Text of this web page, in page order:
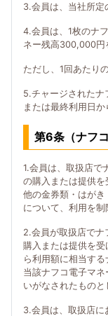
3.会員は、当社所定
4.会員は、1枚のナ
ネー残高300,000円
ただし、1回あたり
5.チャージされたナ
または最終利用日か
第6条（ナフ
1.会員は、取扱店で
の購入または提供
他の金券類・はが
について、利用を制
2.会員が取扱店でナ
購入または提供を
ら利用額に相当す
当該ナフコ電子マ
いがなされたものと
3.会員は、取扱店に